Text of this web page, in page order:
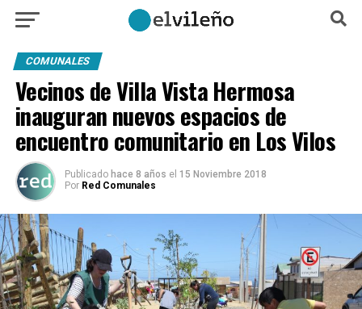
COMUNALES
Vecinos de Villa Vista Hermosa
inauguran nuevos espacios de
encuentro comunitario en Los Vilos
Publicado hace 8 años el 15 Noviembre 2018
Por Red Comunales